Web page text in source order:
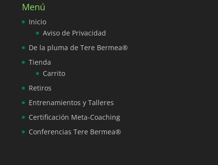
Menú
Inicio
Aviso de Privacidad
De la pluma de Tere Bermea®
Tienda
Carrito
Retiros
Entrenamientos y Talleres
Certificación Meta-Coaching
Conferencias Tere Bermea®